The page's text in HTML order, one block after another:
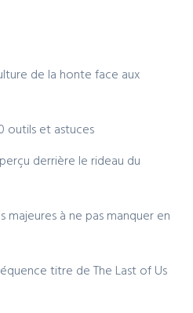
de la honte face aux
outils et astuces
derrière le rideau du
à ne pas manquer en
titre de The Last of Us